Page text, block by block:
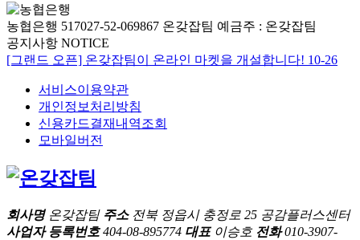
농협은행 517027-52-069867 온갖잡팀 예금주 : 온갖잡팀
공지사항 NOTICE
[그랜드 오픈] 온갖잡팀이 온라인 마켓을 개설합니다! 10-26
서비스이용약관
개인정보처리방침
신용카드결재내역조회
모바일버전
회사명온갖잡팀 주소전북 정읍시 충정로 25 공감플러스센터
사업자 등록번호404-08-895774 대표이승호 전화010-3907-